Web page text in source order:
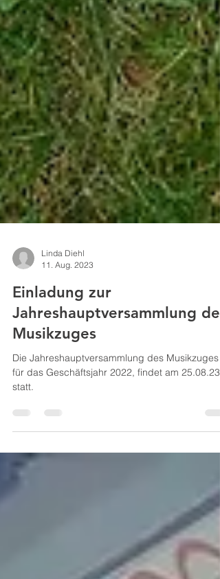
Linda Diehl
11. Aug. 2023
Einladung zur
Jahreshauptversammlung des
Musikzuges
Die Jahreshauptversammlung des Musikzuges
statt.